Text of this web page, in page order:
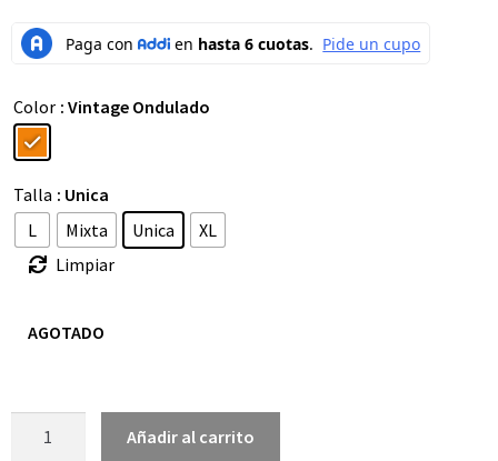
Color : Vintage Ondulado
Talla : Unica
L
Mixta Unica
XL
Limpiar
AGOTADO
Añadir al carrito